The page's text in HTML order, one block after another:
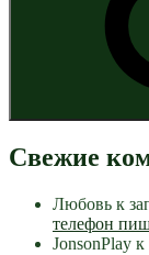
Свежие
Любовь к
телефон
JonsonPlay к